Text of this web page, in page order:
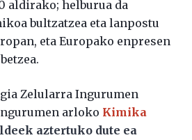
aldirako; helburua da
bultzatzea eta lanpostu
eta Europako enpresen
Zelularra Ingurumen
arloko Kimika
aztertuko dute ea